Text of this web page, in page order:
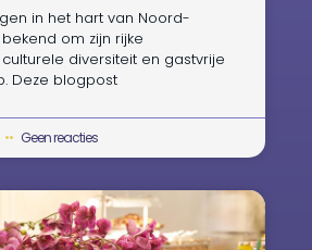
in het hart van Noord-
om zijn rijke
diversiteit en gastvrije
Deze blogpost
Geen reacties